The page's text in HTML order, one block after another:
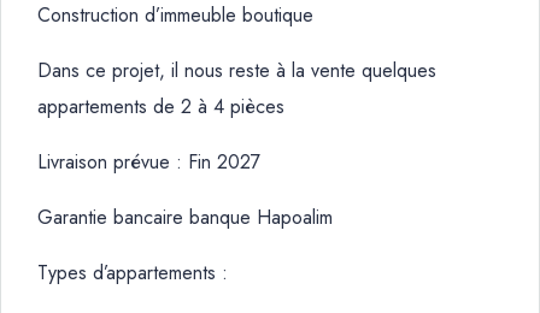
Construction d’immeuble boutique
Dans ce projet, il nous reste à la vente quelques
appartements de 2 à 4 pièces
Livraison prévue : Fin 2027
Garantie bancaire banque Hapoalim
Types d’appartements :